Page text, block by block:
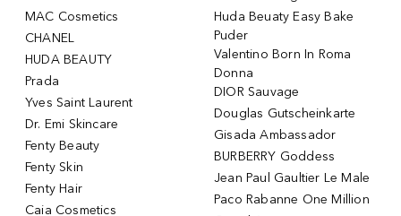
MAC Cosmetics
CHANEL
HUDA BEAUTY
Prada
Yves Saint Laurent
Dr. Emi Skincare
Fenty Beauty
Fenty Skin
Fenty Hair
Caia Cosmetics
Huda Beuaty Easy Bake
Puder
Valentino Born In Roma
Donna
DIOR Sauvage
Douglas Gutscheinkarte
Gisada Ambassador
BURBERRY Goddess
Jean Paul Gaultier Le Male
Paco Rabanne One Million